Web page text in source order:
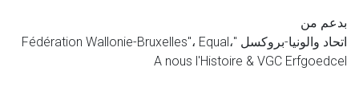
بدعم من
اتحاد والونيا-بروكسل "
Fédération Wallonie-Bruxelles"، Equal،
A nous l'Histoire & VGC Erfgoedcel